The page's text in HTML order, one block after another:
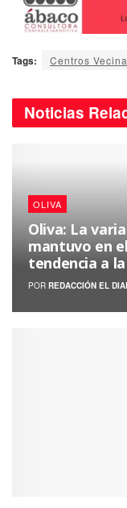
Tags: Centros
Noticias
OLIVA
Oliva: La
mantuvo en
tendencia a
POR REDACCIÓN EL